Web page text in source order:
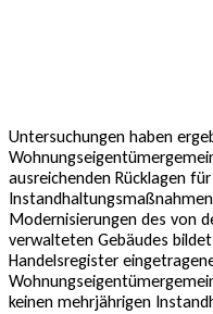
Untersuchungen haben
ausreichenden Rücklagen
Modernisierungen des von
verwalteten Gebäudes
Handelsregister
keinen mehrjährigen